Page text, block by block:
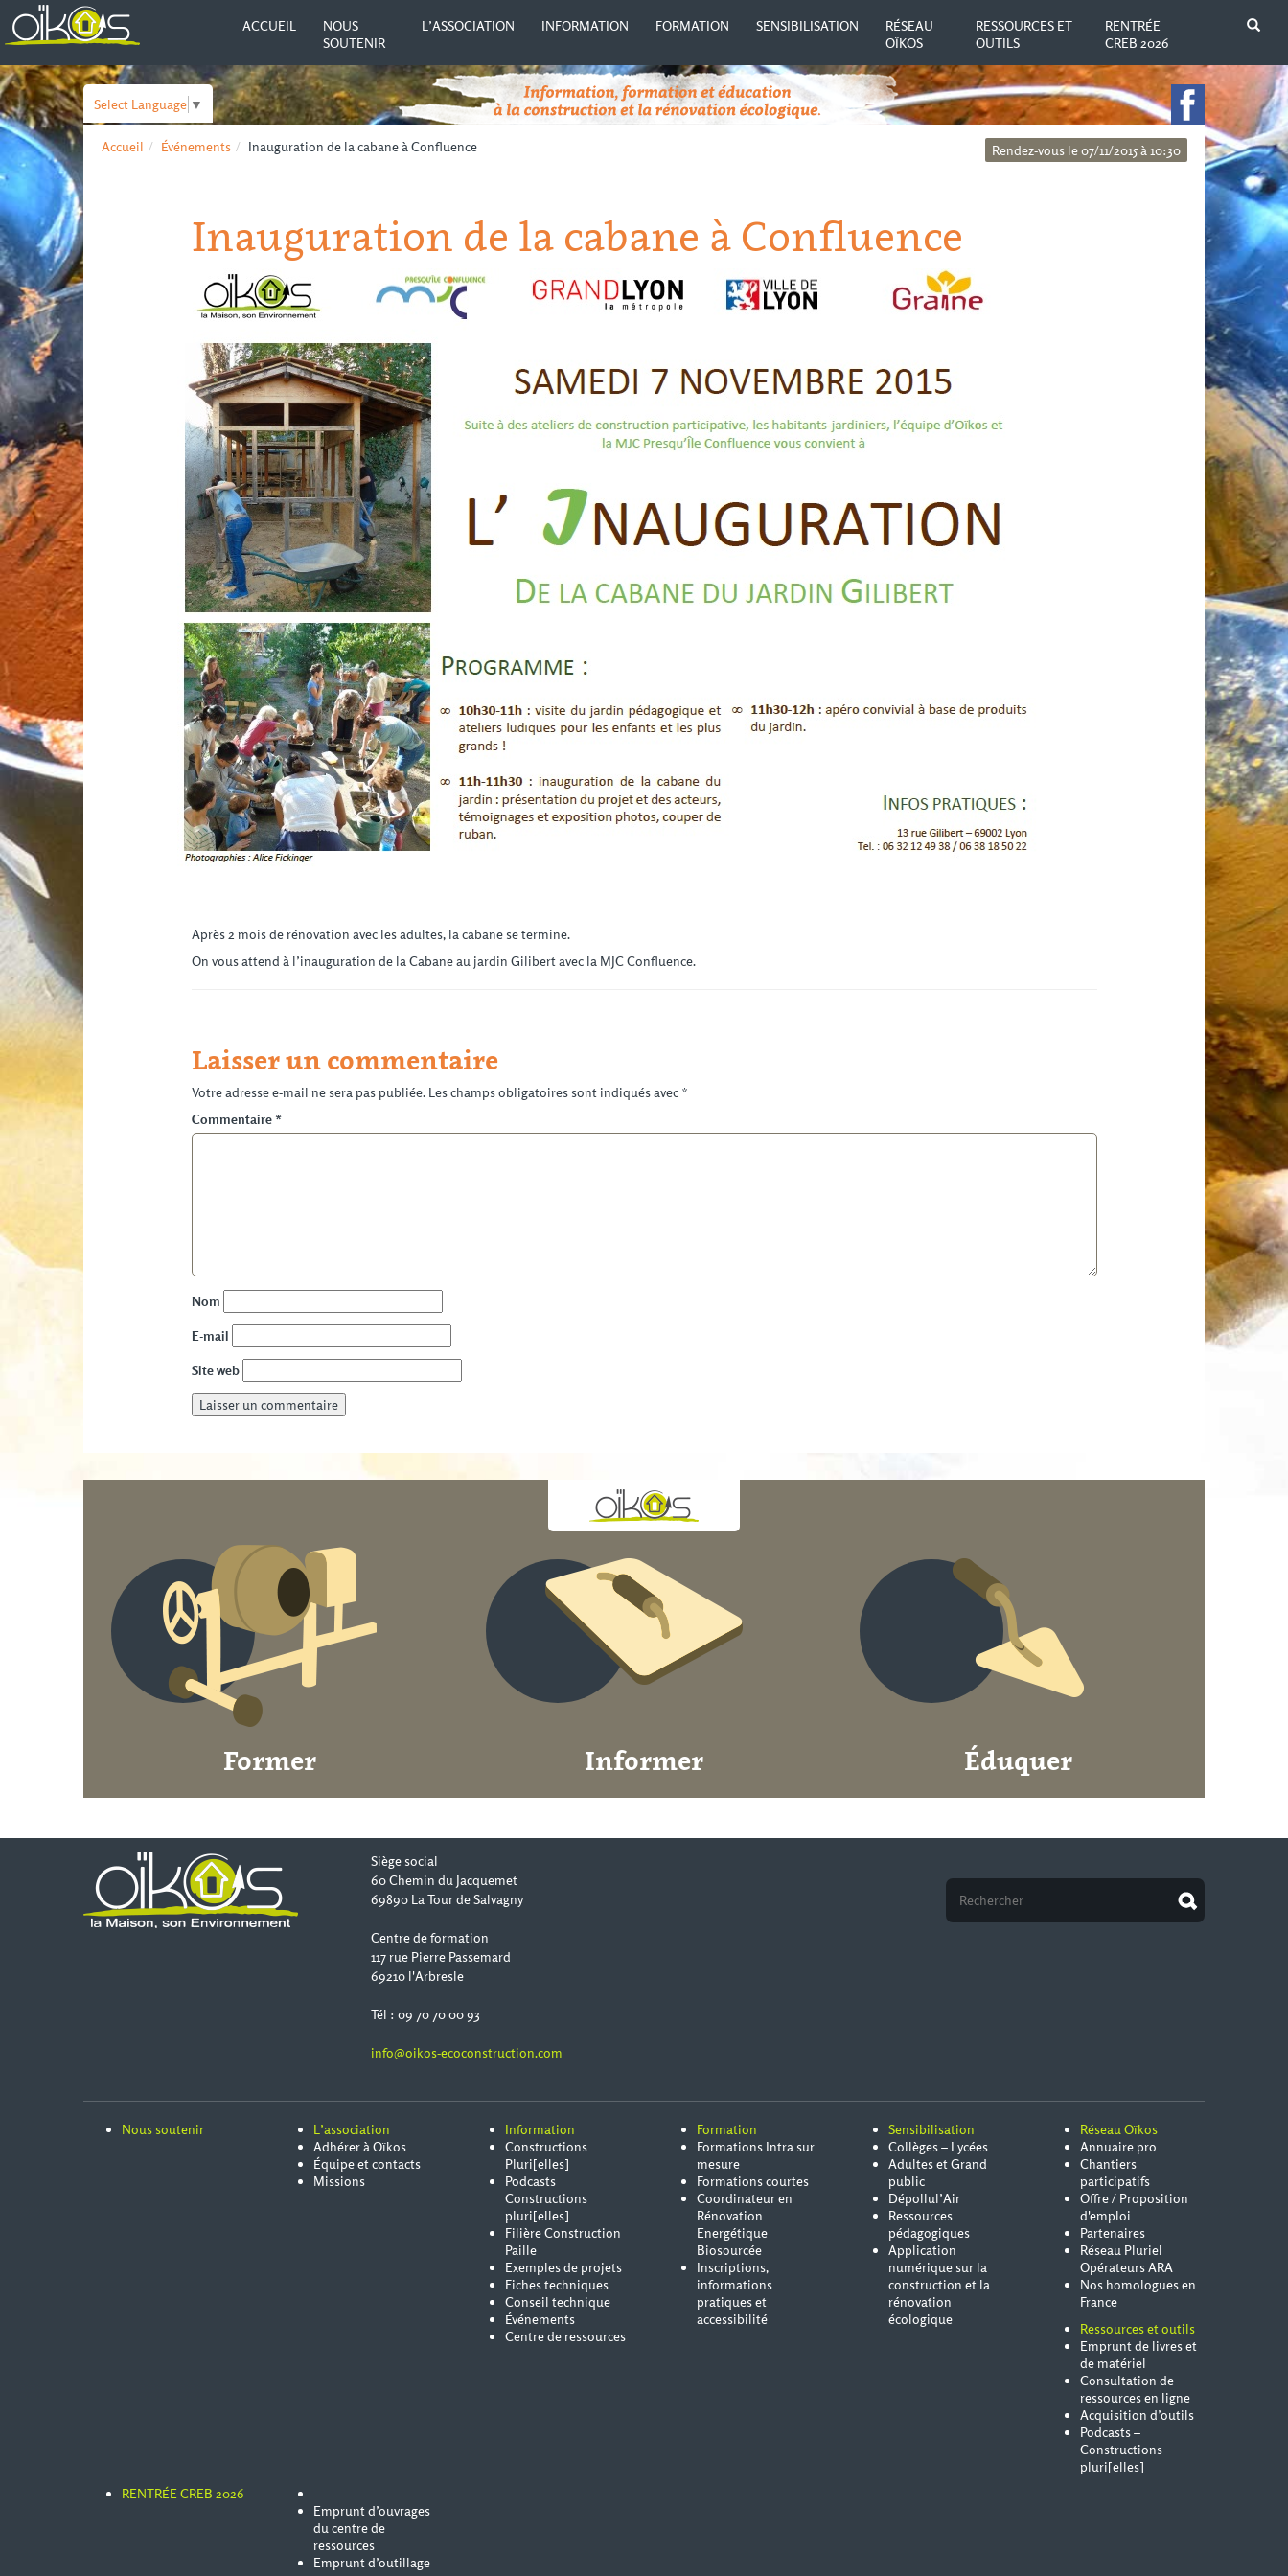
ACCUEIL
NOUS
SOUTENIR
L’ASSOCIATION INFORMATION FORMATION SENSIBILISATION
RÉSEAU
OÏKOS
RESSOURCES ET
OUTILS
RENTRÉE
CREB 2026
Select Language ▼
Accueil Événements Inauguration de la cabane à Confluence Rendez-vous le 07/11/2015 à 10:30
Inauguration de la cabane à Confluence
Après 2 mois de rénovation avec les adultes, la cabane se termine.
On vous attend à l’inauguration de la Cabane au jardin Gilibert avec la MJC Confluence.
Laisser un commentaire
Votre adresse e-mail ne sera pas publiée. Les champs obligatoires sont indiqués avec *
Commentaire *
Nom
E-mail
Site web
Former Informer Éduquer
Siège social
60 Chemin du Jacquemet
69890 La Tour de Salvagny
Centre de formation
117 rue Pierre Passemard
69210 l'Arbresle
Tél : 09 70 70 00 93
info@oikos-ecoconstruction.com
Nous soutenir
L’association
Adhérer à Oïkos
Équipe et contacts
Missions
Information
Constructions
Pluri[elles]
Podcasts
Constructions
pluri[elles]
Filière Construction
Paille
Exemples de projets
Fiches techniques
Conseil technique
Événements
Centre de ressources
Formation
Formations Intra sur
mesure
Formations courtes
Coordinateur en
Rénovation
Energétique
Biosourcée
Inscriptions,
informations
pratiques et
accessibilité
Sensibilisation
Collèges – Lycées
Adultes et Grand
public
Dépollul’Air
Ressources
pédagogiques
Application
numérique sur la
construction et la
rénovation
écologique
Réseau Oïkos
Annuaire pro
Chantiers
participatifs
Offre / Proposition
d'emploi
Partenaires
Réseau Pluriel
Opérateurs ARA
Nos homologues en
France
Ressources et outils
Emprunt de livres et
de matériel
Consultation de
ressources en ligne
Acquisition d’outils
Podcasts –
Constructions
pluri[elles]
RENTRÉE CREB 2026
Emprunt d’ouvrages
du centre de
ressources
Emprunt d’outillage